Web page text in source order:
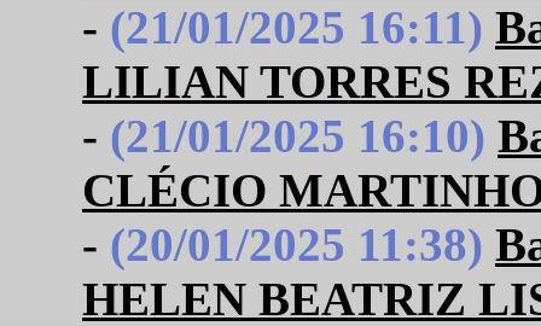
- (21/01/2025 16:11)
LILIAN TORRES
- (21/01/2025 16:10)
CLÉCIO
- (20/01/2025 11:38)
HELEN BEATRIZ